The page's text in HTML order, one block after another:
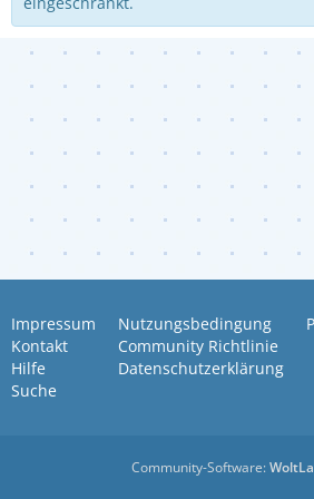
Impressum
Kontakt
Hilfe
Suche
Nutzungsbedingung
Community Richtlinie
Datenschutzerklärung
Community-Software: